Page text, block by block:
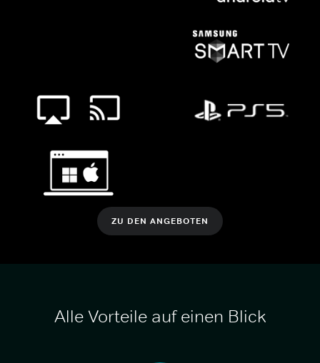
ZU DEN ANGEBOTEN
Alle Vorteile auf einen Blick